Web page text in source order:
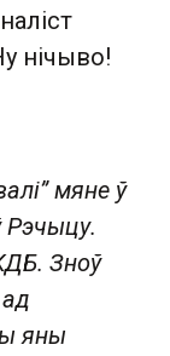
нічыво!
мяне ў
Рэчыцу.
Зноў
яны